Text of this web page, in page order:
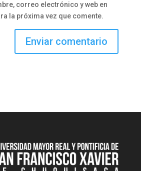
correo electrónico y web en
la próxima vez que comente.